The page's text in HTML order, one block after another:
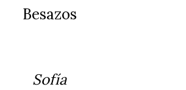
Besazos
Sofía